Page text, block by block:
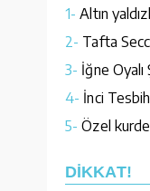
1- Altın
2- Tafta
3- İğne
4- İnci
5- Özel
DİKKAT!